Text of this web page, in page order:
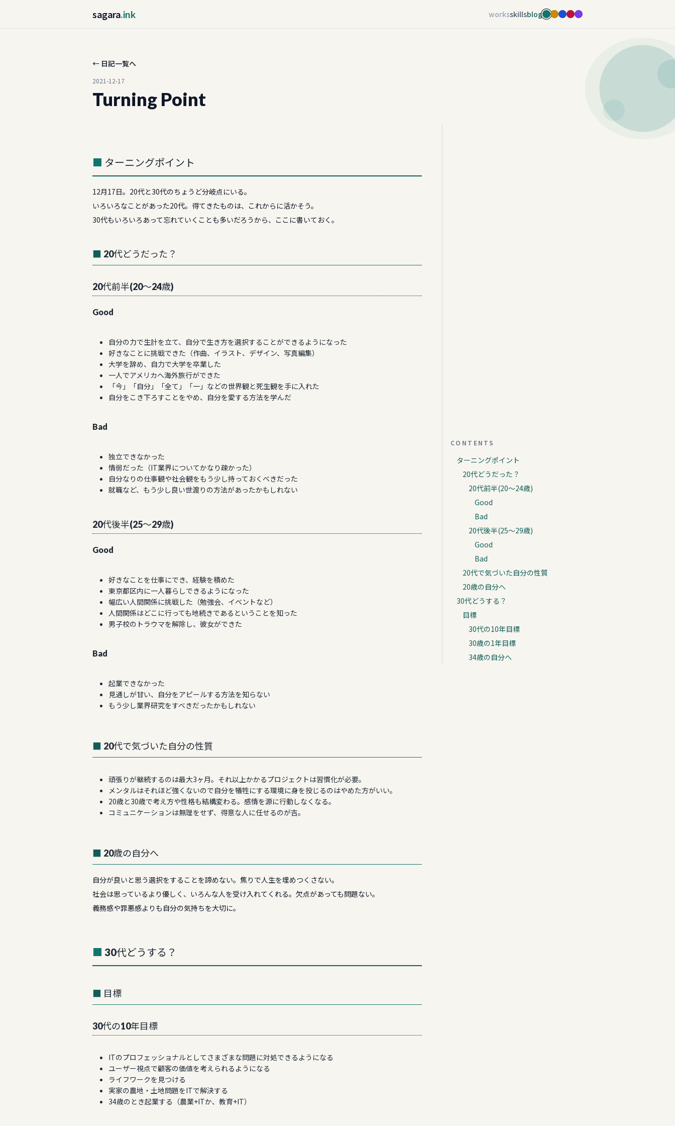
sagara.ink worksskillsblog
← 日記一覧へ
2021-12-17
Turning Point
ターニングポイント
12月17日。20代と30代のちょうど分岐点にいる。
いろいろなことがあった20代。得てきたものは、これからに活かそう。
30代もいろいろあって忘れていくことも多いだろうから、ここに書いておく。
20代どうだった？
20代前半(20〜24歳)
Good
自分の力で生計を立て、自分で生き方を選択することができるようになった
好きなことに挑戦できた（作曲、イラスト、デザイン、写真編集）
大学を辞め、自力で大学を卒業した
一人でアメリカへ海外旅行ができた
「今」「自分」「全て」「一」などの世界観と死生観を手に入れた
自分をこき下ろすことをやめ、自分を愛する方法を学んだ
Bad
独立できなかった
情弱だった（IT業界についてかなり疎かった）
自分なりの仕事観や社会観をもう少し持っておくべきだった
就職など、もう少し良い世渡りの方法があったかもしれない
20代後半(25〜29歳)
Good
好きなことを仕事にでき、経験を積めた
東京都区内に一人暮らしできるようになった
幅広い人間関係に挑戦した（勉強会、イベントなど）
人間関係はどこに行っても地続きであるということを知った
男子校のトラウマを解除し、彼女ができた
Bad
起業できなかった
見通しが甘い、自分をアピールする方法を知らない
もう少し業界研究をすべきだったかもしれない
20代で気づいた自分の性質
頑張りが継続するのは最大3ヶ月。それ以上かかるプロジェクトは習慣化が必要。
メンタルはそれほど強くないので自分を犠牲にする環境に身を投じるのはやめた方がいい。
20歳と30歳で考え方や性格も結構変わる。感情を源に行動しなくなる。
コミュニケーションは無理をせず、得意な人に任せるのが吉。
20歳の自分へ
自分が良いと思う選択をすることを諦めない。焦りで人生を埋めつくさない。
社会は思っているより優しく、いろんな人を受け入れてくれる。欠点があっても問題ない。
義務感や罪悪感よりも自分の気持ちを大切に。
30代どうする？
目標
30代の10年目標
ITのプロフェッショナルとしてさまざまな問題に対処できるようになる
ユーザー視点で顧客の価値を考えられるようになる
ライフワークを見つける
実家の農地・土地問題をITで解決する
34歳のとき起業する（農業+ITか、教育+IT）
CONTENTS
ターニングポイント
20代どうだった？
20代前半(20〜24歳)
Good
Bad
20代後半(25〜29歳)
Good
Bad
20代で気づいた自分の性質
20歳の自分へ
30代どうする？
目標
30代の10年目標
30歳の1年目標
34歳の自分へ